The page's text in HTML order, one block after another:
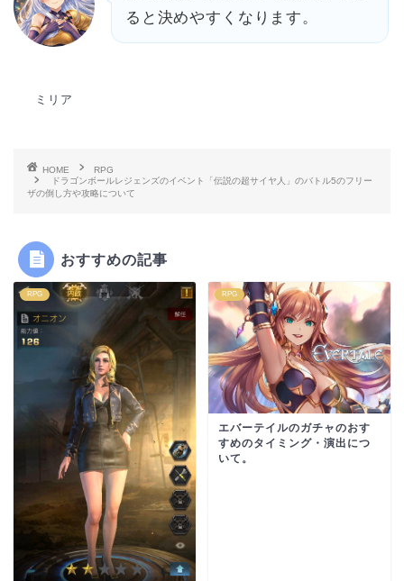
ミリア
ると決めやすくなります。
HOME
RPG
ドラゴンボールレジェンズのイベント「伝説の超サイヤ人」のバトル5のフリー
ザの倒し方や攻略について
おすすめの記事
RPG RPG
エバーテイルのガチャのおす
すめのタイミング・演出につ
いて。